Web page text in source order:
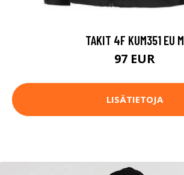
TAKIT 4F KUM351 EU M
97 EUR
LISÄTIETOJA